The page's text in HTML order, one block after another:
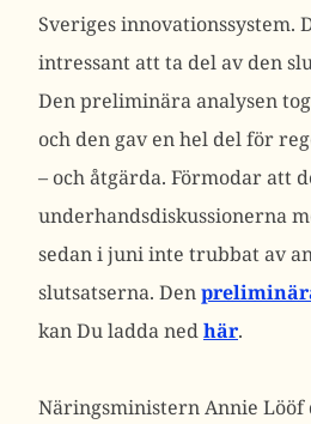
Sveriges innovationssystem.
intressant att ta del av den
Den preliminära analysen
och den gav en hel del för
– och åtgärda. Förmodar att
underhandsdiskussionerna
sedan i juni inte trubbat av
slutsatserna. Den
kan Du ladda nedhär.
Näringsministern Annie Lööf